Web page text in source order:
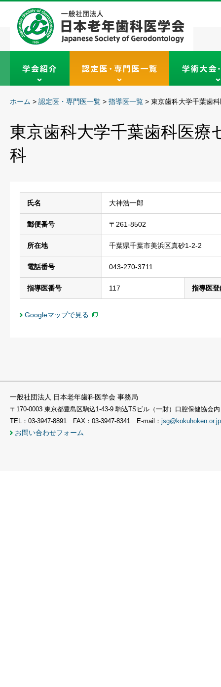
ホーム > 認定医・専門医一覧 > 指導医一覧 > 東京歯科大学千葉歯
東京歯科大学千葉歯科医療
科
氏名 大神浩一郎
郵便番号 〒261-8502
所在地 千葉県千葉市美浜区真砂1-2-2
電話番号 043-270-3711
指導医番号 117 指導医登
Googleマップで見る
一般社団法人 日本老年歯科医学会 事務局
〒170-0003 東京都豊島区駒込1-43-9 駒込TSビル（一財）口腔保健協会内
TEL：03-3947-8891 FAX：03-3947-8341 E-mail： jsg@kokuhoken.or.jp
お問い合わせフォーム